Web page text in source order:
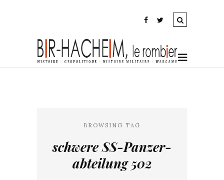
BROWSING TAG
schwere SS-Panzer-
abteilung 502